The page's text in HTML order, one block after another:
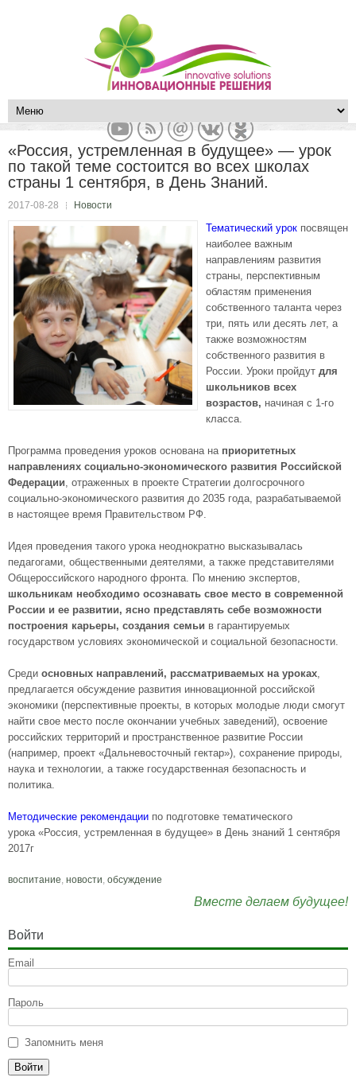
«Россия, устремленная в будущее» — урок
по такой теме состоится во всех школах
страны 1 сентября, в День Знаний.
2017-08-28 Новости
Тематический урок посвящен
наиболее важным
направлениям развития
страны, перспективным
областям применения
собственного таланта через
три, пять или десять лет, а
также возможностям
собственного развития в
России. Уроки пройдут для
школьников всех
возрастов, начиная с 1-го
класса.
Программа проведения уроков основана на приоритетных
направлениях социально-экономического развития Российской
Федерации, отраженных в проекте Стратегии долгосрочного
социально-экономического развития до 2035 года, разрабатываемой
в настоящее время Правительством РФ.
Идея проведения такого урока неоднократно высказывалась
педагогами, общественными деятелями, а также представителями
Общероссийского народного фронта. По мнению экспертов,
школьникам необходимо осознавать свое место в современной
России и ее развитии, ясно представлять себе возможности
построения карьеры, создания семьи в гарантируемых
государством условиях экономической и социальной безопасности.
Среди основных направлений, рассматриваемых на уроках,
предлагается обсуждение развития инновационной российской
экономики (перспективные проекты, в которых молодые люди смогут
найти свое место после окончании учебных заведений), освоение
российских территорий и пространственное развитие России
(например, проект «Дальневосточный гектар»), сохранение природы,
наука и технологии, а также государственная безопасность и
политика.
Методические рекомендации по подготовке тематического
урока «Россия, устремленная в будущее» в День знаний 1 сентября
2017г
воспитание, новости, обсуждение
Вместе делаем будущее!
Войти
Email
Пароль
Запомнить меня